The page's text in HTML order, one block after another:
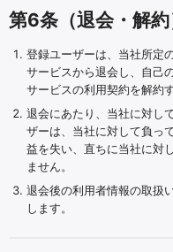
第6条（退会・解約
登録ユーザーは、当社所定
サービスから退会し、自己
サービスの利用契約を解約
退会にあたり、当社に対し
ザーは、当社に対して負っ
益を失い、直ちに当社に対
ません。
退会後の利用者情報の取扱
します。